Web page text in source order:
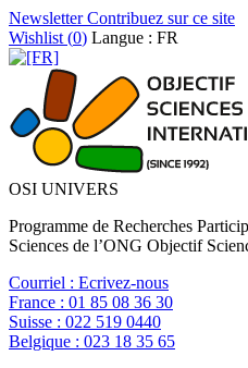
NewsletterContribuez sur ce site
Wishlist (0) Langue : FR
OSI UNIVERS
Programme de Recherches
Sciences de l’ONG Objectif
Courriel : Ecrivez-nous
France : 01 85 08 36 30
Suisse : 022 519 0440
Belgique : 023 18 35 65